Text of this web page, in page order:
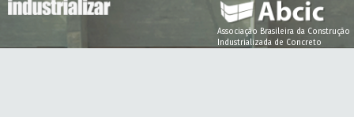
Associação Brasileira da Construção
Industrializada de Concreto